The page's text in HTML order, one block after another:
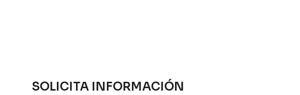
SOLICITA INFORMACIÓN